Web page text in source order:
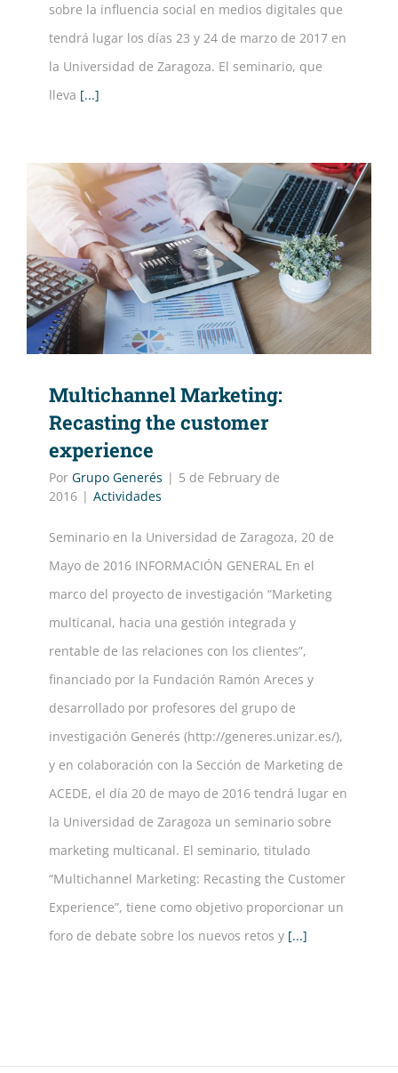
sobre la influencia social en medios digitales que
tendrá lugar los días 23 y 24 de marzo de 2017 en
la Universidad de Zaragoza. El seminario, que
lleva [...]
Multichannel Marketing:
Recasting the customer
experience
Por Grupo Generés | 5 de February de
2016 | Actividades
Seminario en la Universidad de Zaragoza, 20 de
Mayo de 2016 INFORMACIÓN GENERAL En el
marco del proyecto de investigación “Marketing
multicanal, hacia una gestión integrada y
rentable de las relaciones con los clientes”,
financiado por la Fundación Ramón Areces y
desarrollado por profesores del grupo de
investigación Generés (http://generes.unizar.es/),
y en colaboración con la Sección de Marketing de
ACEDE, el día 20 de mayo de 2016 tendrá lugar en
la Universidad de Zaragoza un seminario sobre
marketing multicanal. El seminario, titulado
“Multichannel Marketing: Recasting the Customer
Experience”, tiene como objetivo proporcionar un
foro de debate sobre los nuevos retos y [...]